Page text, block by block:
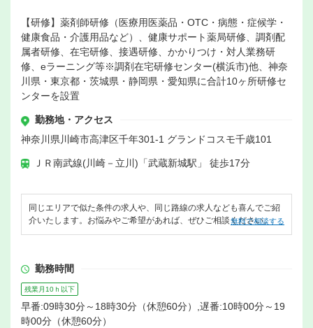
【研修】薬剤師研修（医療用医薬品・OTC・病態・症候学・
健康食品・介護用品など）、健康サポート薬局研修、調剤配
属者研修、在宅研修、接遇研修、かかりつけ・対人業務研
修、eラーニング等※調剤在宅研修センター(横浜市)他、神奈
川県・東京都・茨城県・静岡県・愛知県に合計10ヶ所研修セ
ンターを設置
勤務地・アクセス
神奈川県川崎市高津区千年301-1 グランドコスモ千歳101
ＪＲ南武線(川崎－立川)「武蔵新城駅」 徒歩17分
同じエリアで似た条件の求人や、同じ路線の求人なども喜んでご紹
介いたします。お悩みやご希望があれば、ぜひご相談ください。
無料で相談する
勤務時間
残業月10ｈ以下
早番:09時30分～18時30分（休憩60分）,遅番:10時00分～19
時00分（休憩60分）